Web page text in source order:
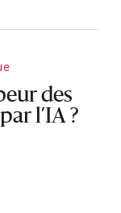
des
l’IA ?